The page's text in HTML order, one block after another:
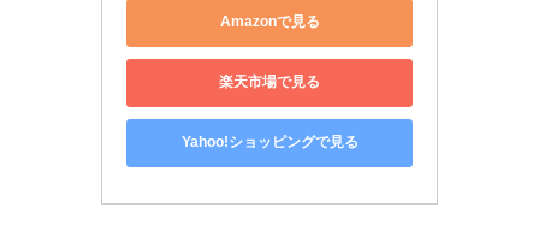
Amazonで見る
楽天市場で見る
Yahoo!ショッピングで見る